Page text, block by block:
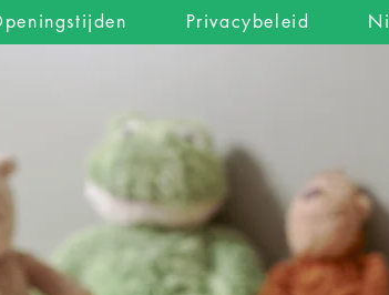
Privacybeleid